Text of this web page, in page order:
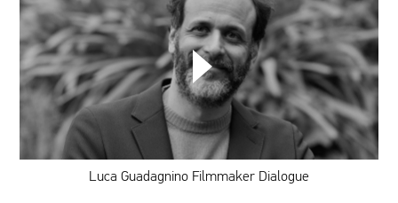
Luca
Guadagnino
Filmmaker
Dialogue
Luca Guadagnino Filmmaker Dialogue